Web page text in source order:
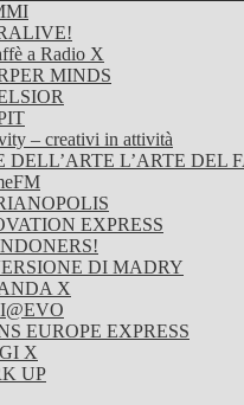
a Radio X
MINDS
– creativi in attività
DELL’ARTE L’ARTE DEL
EXPRESS
DI MADRY
X
EUROPE EXPRESS
X
UP